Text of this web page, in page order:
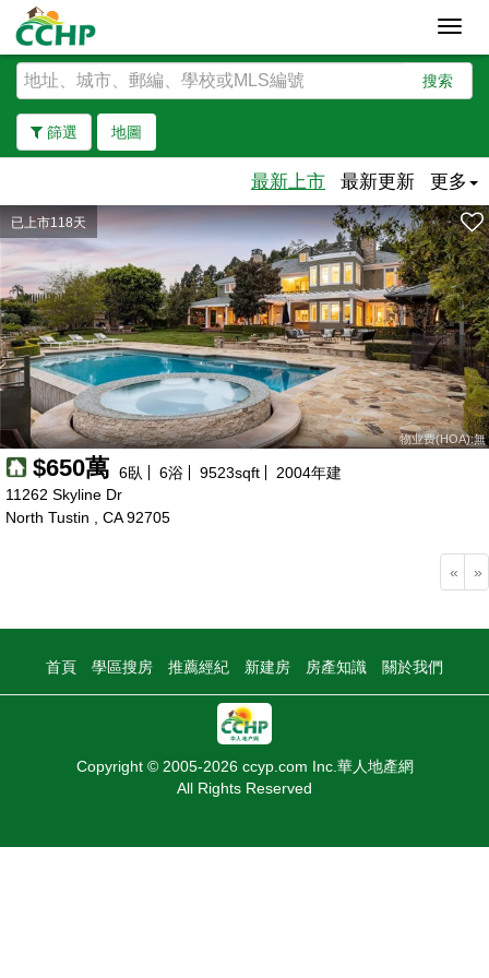
搜索
篩選 地圖
去除邊界
最新上市 最新更新 更多
已上市118天
物业费(HOA):無
$650萬 6臥 6浴 9523sqft 2004年建
11262 Skyline Dr
North Tustin , CA 92705
« »
首頁 學區搜房 推薦經紀 新建房 房產知識 關於我們
Copyright © 2005-2026 ccyp.com Inc.華人地產網
All Rights Reserved